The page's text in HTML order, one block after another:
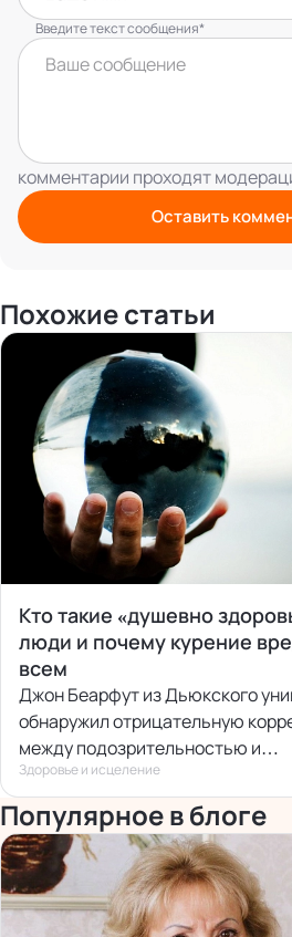
Введите текст сообщения*
комментарии проходят
Оставить
Похожие статьи
Кто такие «душевно
люди и почему курение
всем
Джон Беарфут из Дьюкского
обнаружил отрицательную
между подозрительностью и
долголетием.
Здоровье и исцеление
Популярное в блоге